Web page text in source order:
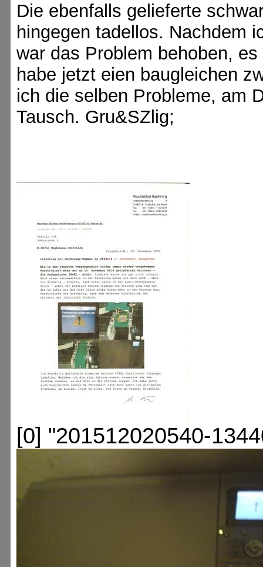
Die ebenfalls gelieferte
hingegen tadellos. Nachdem
war das Problem behoben,
habe jetzt eien baugleichen
ich die selben Probleme, am
Tausch. Gru&SZlig;
[0] "201512020540-